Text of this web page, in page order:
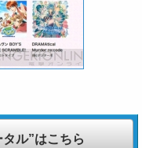
ル”はこちら